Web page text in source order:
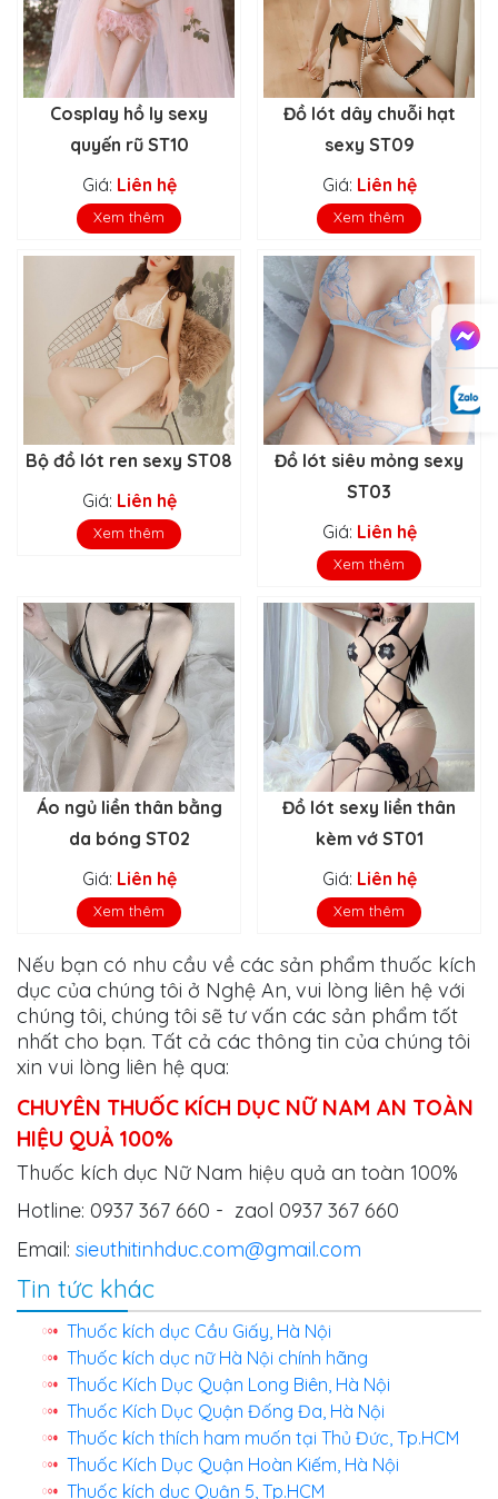
Cosplay hồ ly sexy
quyến rũ ST10
Giá: Liên hệ
Xem thêm
Đồ lót dây chuỗi hạt
sexy ST09
Giá: Liên hệ
Xem thêm
Bộ đồ lót ren sexy ST08
Giá: Liên hệ
Xem thêm
Đồ lót siêu mỏng sexy
ST03
Giá: Liên hệ
Xem thêm
Áo ngủ liền thân bằng
da bóng ST02
Giá: Liên hệ
Xem thêm
Đồ lót sexy liền thân
kèm vớ ST01
Giá: Liên hệ
Xem thêm
Nếu bạn có nhu cầu về các sản phẩm thuốc kích
dục của chúng tôi ở Nghệ An, vui lòng liên hệ với
chúng tôi, chúng tôi sẽ tư vấn các sản phẩm tốt
nhất cho bạn. Tất cả các thông tin của chúng tôi
xin vui lòng liên hệ qua:
CHUYÊN THUỐC KÍCH DỤC NỮ NAM AN TOÀN
HIỆU QUẢ 100%
Thuốc kích dục Nữ Nam hiệu quả an toàn 100%
Hotline: 0937 367 660 - zaol 0937 367 660
Email: sieuthitinhduc.com@gmail.com
Tin tức khác
Thuốc kích dục Cầu Giấy, Hà Nội
Thuốc kích dục nữ Hà Nội chính hãng
Thuốc Kích Dục Quận Long Biên, Hà Nội
Thuốc Kích Dục Quận Đống Đa, Hà Nội
Thuốc kích thích ham muốn tại Thủ Đức, Tp.HCM
Thuốc Kích Dục Quận Hoàn Kiếm, Hà Nội
Thuốc kích dục Quận 5, Tp.HCM